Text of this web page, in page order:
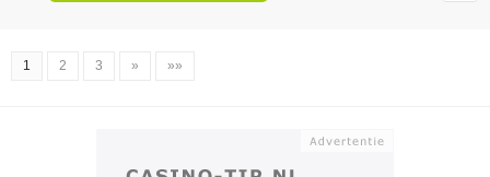
1 2 3 » »»